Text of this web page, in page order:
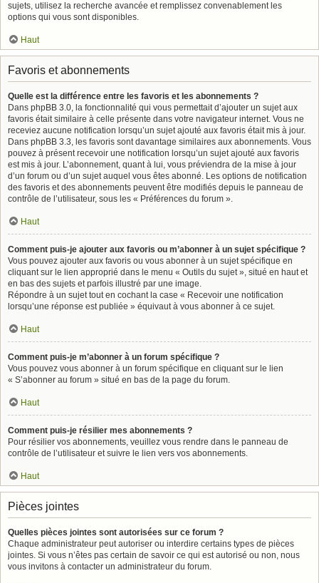
sujets, utilisez la recherche avancée et remplissez convenablement les
options qui vous sont disponibles.
Haut
Favoris et abonnements
Quelle est la différence entre les favoris et les abonnements ?
Dans phpBB 3.0, la fonctionnalité qui vous permettait d’ajouter un sujet aux
favoris était similaire à celle présente dans votre navigateur internet. Vous ne
receviez aucune notification lorsqu’un sujet ajouté aux favoris était mis à jour.
Dans phpBB 3.3, les favoris sont davantage similaires aux abonnements. Vous
pouvez à présent recevoir une notification lorsqu’un sujet ajouté aux favoris
est mis à jour. L’abonnement, quant à lui, vous préviendra de la mise à jour
d’un forum ou d’un sujet auquel vous êtes abonné. Les options de notification
des favoris et des abonnements peuvent être modifiés depuis le panneau de
contrôle de l’utilisateur, sous les « Préférences du forum ».
Haut
Comment puis-je ajouter aux favoris ou m’abonner à un sujet spécifique ?
Vous pouvez ajouter aux favoris ou vous abonner à un sujet spécifique en
cliquant sur le lien approprié dans le menu « Outils du sujet », situé en haut et
en bas des sujets et parfois illustré par une image.
Répondre à un sujet tout en cochant la case « Recevoir une notification
lorsqu’une réponse est publiée » équivaut à vous abonner à ce sujet.
Haut
Comment puis-je m’abonner à un forum spécifique ?
Vous pouvez vous abonner à un forum spécifique en cliquant sur le lien
« S’abonner au forum » situé en bas de la page du forum.
Haut
Comment puis-je résilier mes abonnements ?
Pour résilier vos abonnements, veuillez vous rendre dans le panneau de
contrôle de l’utilisateur et suivre le lien vers vos abonnements.
Haut
Pièces jointes
Quelles pièces jointes sont autorisées sur ce forum ?
Chaque administrateur peut autoriser ou interdire certains types de pièces
jointes. Si vous n’êtes pas certain de savoir ce qui est autorisé ou non, nous
vous invitons à contacter un administrateur du forum.